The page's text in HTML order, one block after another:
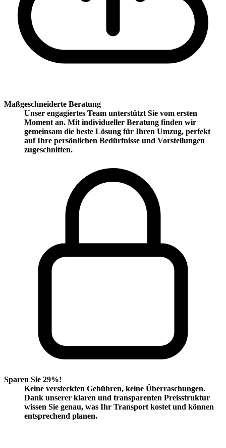
Maßgeschneiderte Beratung
Unser engagiertes Team unterstützt Sie vom ersten
Moment an. Mit individueller Beratung finden wir
gemeinsam die beste Lösung für Ihren Umzug, perfekt
auf Ihre persönlichen Bedürfnisse und Vorstellungen
zugeschnitten.
Sparen Sie 29%!
Keine versteckten Gebühren, keine Überraschungen.
Dank unserer klaren und transparenten Preisstruktur
wissen Sie genau, was Ihr Transport kostet und können
entsprechend planen.